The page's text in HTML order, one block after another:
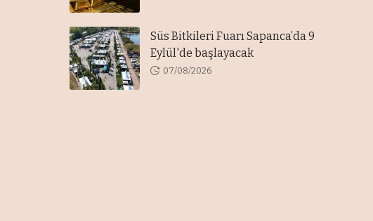
Süs Bitkileri Fuarı Sapanca’da 9
Eylül'de başlayacak
07/08/2026